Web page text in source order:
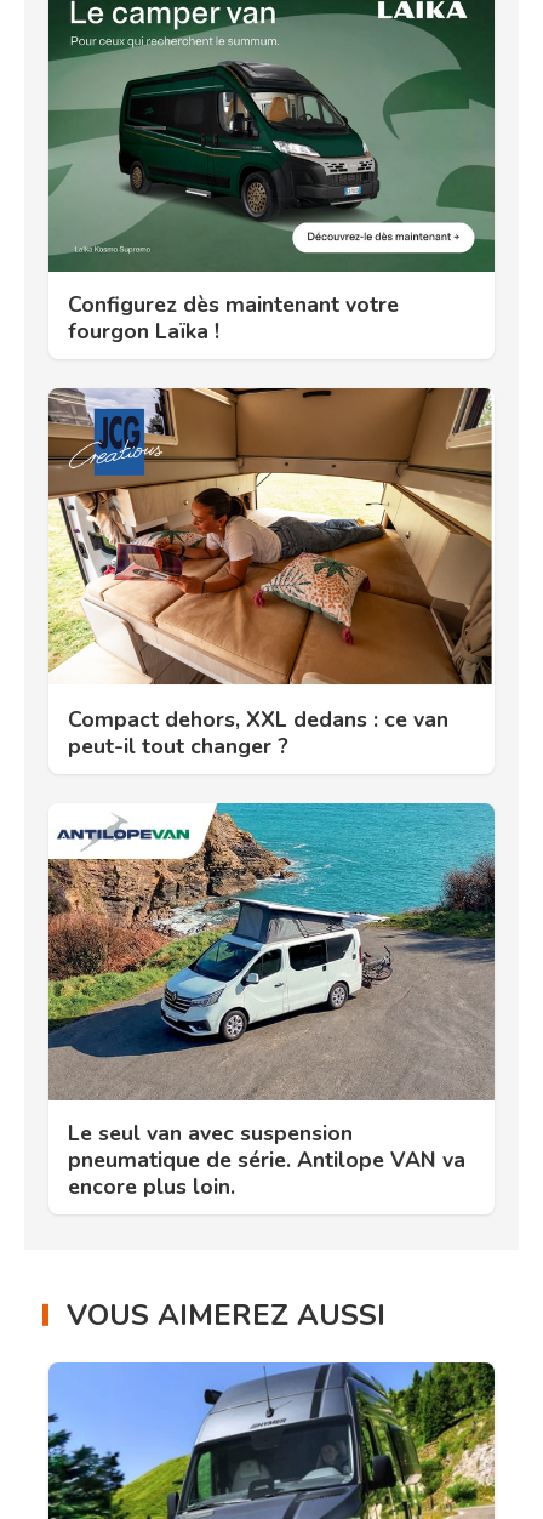
Configurez dès maintenant votre
fourgon Laïka !
Compact dehors, XXL dedans : ce van
peut-il tout changer ?
Le seul van avec suspension
pneumatique de série. Antilope VAN va
encore plus loin.
VOUS AIMEREZ AUSSI